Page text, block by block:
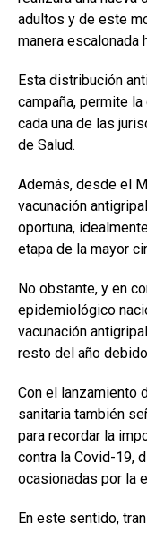
adultos y de este
manera escalonada
Esta distribución
campaña, permite
cada una de las
de Salud.
Además, desde el
vacunación
oportuna,
etapa de la mayor
No obstante, y en
epidemiológico
vacunación
resto del año
Con el lanzamiento
sanitaria también
para recordar la
contra la Covid-19,
ocasionadas por la
En este sentido,